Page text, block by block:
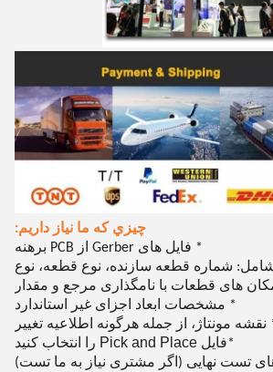
چيزي که ما نياز داريم:
* فایل های Gerber از PCB برهنه
شماره قطعه سازنده، نوع قطعه، نوع
های قطعات با نامگذاری مرجع و مقدار
* مشخصات ابعاد اجزای غیر استاندارد
نقشه مونتاژ، از جمله هرگونه اطلاعیه تغییر
*فایل Pick and Place را انتخاب کنید
تست نهایی (اگر مشتری نیاز به ما تست)